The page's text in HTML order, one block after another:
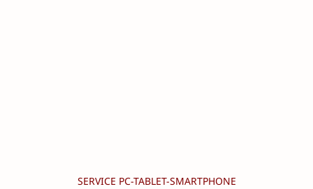
SERVICE PC-TABLET-SMARTPHONE